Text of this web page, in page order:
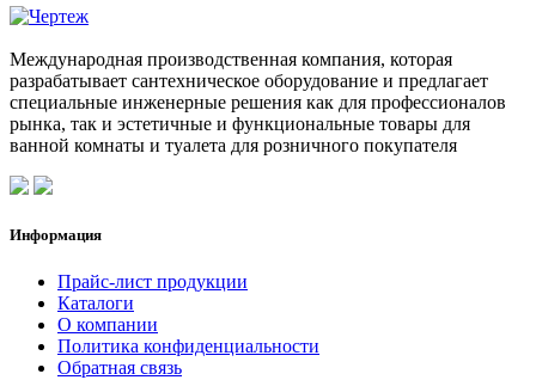
Международная производственная компания, которая
разрабатывает сантехническое оборудование и предлагает
специальные инженерные решения как для профессионалов
рынка, так и эстетичные и функциональные товары для
ванной комнаты и туалета для розничного покупателя
Информация
Прайс-лист продукции
Каталоги
О компании
Политика конфиденциальности
Обратная связь